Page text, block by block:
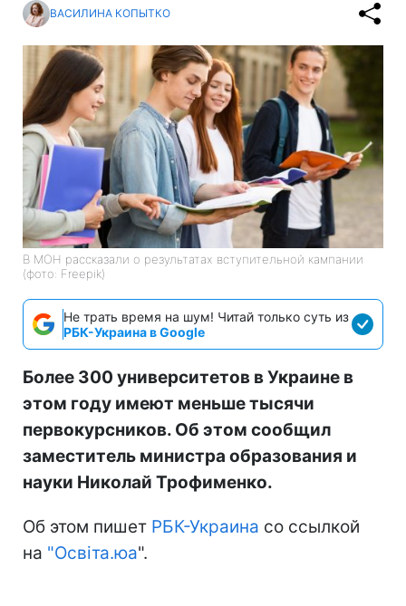
ВАСИЛИНА КОПЫТКО
В МОН рассказали о результатах вступительной кампании
(фото: Freepik)
Не трать время на шум! Читай только суть из
РБК-Украина в Google
Более 300 университетов в Украине в
этом году имеют меньше тысячи
первокурсников. Об этом сообщил
заместитель министра образования и
науки Николай Трофименко.
Об этом пишет РБК-Украина со ссылкой
на "Освіта.юа".